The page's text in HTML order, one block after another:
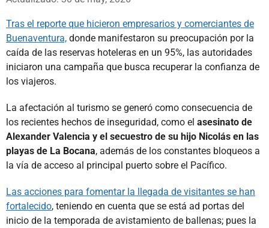
Tras el reporte que hicieron empresarios y comerciantes de
Buenaventura, donde manifestaron su preocupación por la
caída de las reservas hoteleras en un 95%, las autoridades
iniciaron una campaña que busca recuperar la confianza de
los viajeros.
La afectación al turismo se generó como consecuencia de
los recientes hechos de inseguridad, como el asesinato de
Alexander Valencia y el secuestro de su hijo Nicolás en las
playas de La Bocana, además de los constantes bloqueos a
la vía de acceso al principal puerto sobre el Pacífico.
Las acciones para fomentar la llegada de visitantes se han
fortalecido, teniendo en cuenta que se está ad portas del
inicio de la temporada de avistamiento de ballenas; pues la